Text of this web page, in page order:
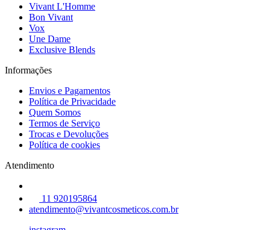
Vivant L'Homme
Bon Vivant
Vox
Une Dame
Exclusive Blends
Informações
Envios e Pagamentos
Política de Privacidade
Quem Somos
Termos de Serviço
Trocas e Devoluções
Política de cookies
Atendimento
11 920195864
atendimento@vivantcosmeticos.com.br